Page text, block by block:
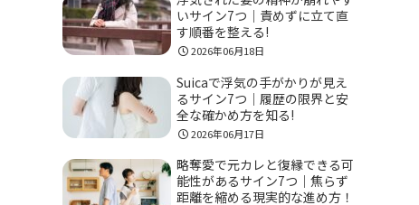
いサイン7つ｜責めずに立て直
す順番を整える!
2026年06月18日
Suicaで浮気の手がかりが見え
るサイン7つ｜履歴の限界と安
全な確かめ方を知る!
2026年06月17日
略奪愛で元カレと復縁できる可
能性があるサイン7つ｜焦らず
距離を縮める現実的な進め方！